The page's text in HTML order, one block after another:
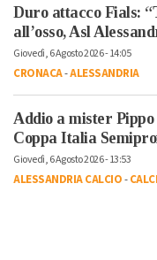
Duro attacco Fials:
all’osso, Asl
Giovedì, 6 Agosto 2026 - 14:05
CRONACA-ALESSANDRIA
Addio a mister
Coppa Italia
Giovedì, 6 Agosto 2026 - 13:53
ALESSANDRIA CALCIO-